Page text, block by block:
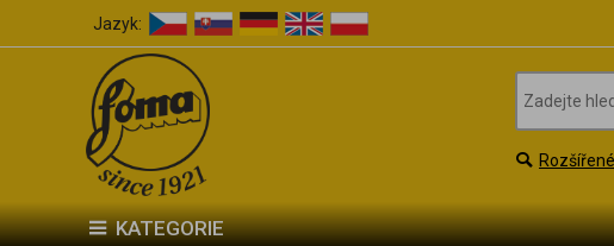
Jazyk:
KATEGORIE